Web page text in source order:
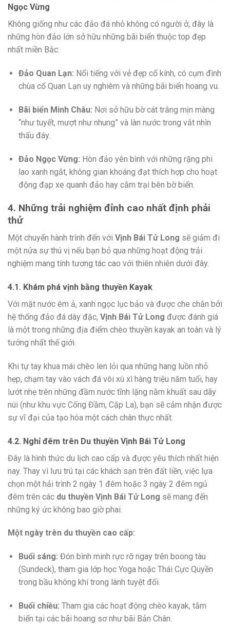
Ngọc Vừng
Không giống như các đảo đá nhỏ không có người ở, đây là
những hòn đảo lớn sở hữu những bãi biển thuộc top đẹp
nhất miền Bắc:
Đảo Quan Lạn: Nổi tiếng với vẻ đẹp cổ kính, có cụm đình
chùa cổ Quan Lạn uy nghiêm và những bãi biển hoang vu.
Bãi biển Minh Châu: Nơi sở hữu bờ cát trắng mịn màng
“như tuyết, mượt như nhung” và làn nước trong vắt nhìn
thấu đáy.
Đảo Ngọc Vừng: Hòn đảo yên bình với những rặng phi
lao xanh ngắt, không gian khoáng đạt thích hợp cho hoạt
động đạp xe quanh đảo hay cắm trại bên bờ biển.
4. Những trải nghiệm đỉnh cao nhất định phải
thử
Một chuyến hành trình đến với Vịnh Bái Tử Long sẽ giảm đi
một nửa sự thú vị nếu bạn bỏ qua những hoạt động trải
nghiệm mang tính tương tác cao với thiên nhiên dưới đây.
4.1. Khám phá vịnh bằng thuyền Kayak
Với mặt nước êm ả, xanh ngọc lục bảo và được che chắn bởi
hệ thống đảo đá dày đặc, Vịnh Bái Tử Long được đánh giá
là một trong những địa điểm chèo thuyền kayak an toàn và lý
tưởng nhất thế giới.
Khi tự tay khua mái chèo len lỏi qua những hang luồn nhỏ
hẹp, chạm tay vào vách đá vôi xù xì hàng triệu năm tuổi, hay
lướt nhẹ trên những đầm nước tĩnh lặng nằm khuất sau dãy
núi (như khu vực Cống Đầm, Cặp La), bạn sẽ cảm nhận được
sự vĩ đại của tạo hóa một cách chân thực nhất.
4.2. Nghỉ đêm trên Du thuyền Vịnh Bái Tử Long
Đây là hình thức du lịch cao cấp và được yêu thích nhất hiện
nay. Thay vì lưu trú tại các khách sạn trên đất liền, việc lựa
chọn một hải trình 2 ngày 1 đêm hoặc 3 ngày 2 đêm ngủ
đêm trên các du thuyền Vịnh Bái Tử Long sẽ mang đến
những ký ức không bao giờ phai.
Một ngày trên du thuyền cao cấp:
Buổi sáng: Đón bình minh rực rỡ ngay trên boong tàu
(Sundeck), tham gia lớp học Yoga hoặc Thái Cực Quyền
trong bầu không khí trong lành tuyệt đối.
Buổi chiều: Tham gia các hoạt động chèo kayak, tắm
biển tại các bãi hoang sơ như bãi Bản Chân.